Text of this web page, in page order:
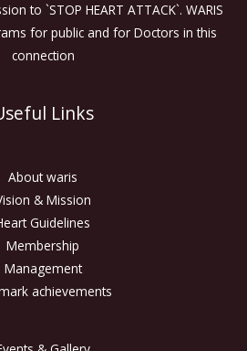
to `STOP HEART ATTACK`. WARIS
for public and for Doctors in this
connection
Links
About waris
& Mission
Guidelines
Membership
Management
achievements